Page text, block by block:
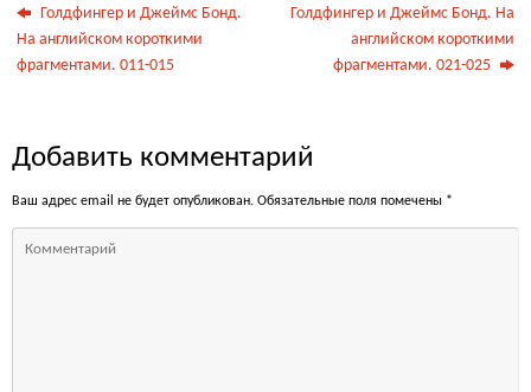
Голдфингер и Джеймс Бонд.
На английском короткими
фрагментами. 011-015
Голдфингер и Джеймс Бонд. На
английском короткими
фрагментами. 021-025
Добавить комментарий
Ваш адрес email не будет опубликован. Обязательные поля помечены *